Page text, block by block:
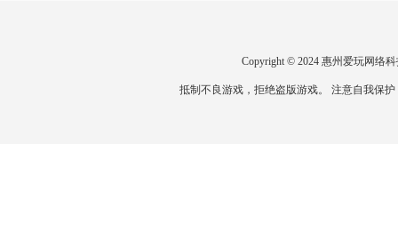
Copyright © 2024 惠州爱玩网络
抵制不良游戏，拒绝盗版游戏。 注意自我保